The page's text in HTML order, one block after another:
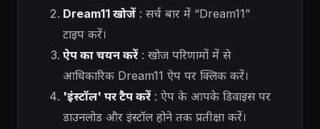
Dream11 खोजें: सर्च बार में “Dream11”
टाइप करें।
ऐप का चयन करें: खोज परिणामों में से
आधिकारिक Dream11 ऐप पर क्लिक करें।
'इंस्टॉल' पर टैप करें: ऐप के आपके डिवाइस पर
डाउनलोड और इंस्टॉल होने तक प्रतीक्षा करें।